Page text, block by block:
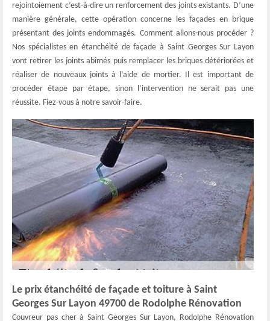
rejointoiement c’est-à-dire un renforcement des joints existants. D’une
manière générale, cette opération concerne les façades en brique
présentant des joints endommagés. Comment allons-nous procéder ?
Nos spécialistes en étanchéité de façade à Saint Georges Sur Layon
vont retirer les joints abîmés puis remplacer les briques détériorées et
réaliser de nouveaux joints à l’aide de mortier. Il est important de
procéder étape par étape, sinon l’intervention ne serait pas une
réussite. Fiez-vous à notre savoir-faire.
Le prix étanchéité de façade et toiture à Saint
Georges Sur Layon 49700 de Rodolphe Rénovation
Couvreur pas cher à Saint Georges Sur Layon, Rodolphe Rénovation